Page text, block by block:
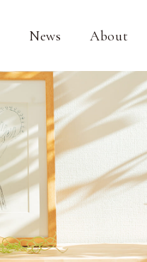
News About